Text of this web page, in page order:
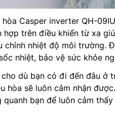
Casper inverter QH-
trên điều khiển từ xa
nhiệt độ môi trường.
nhiệt, bảo vệ sức khỏe
dù bạn có đi đến đâu ở
hòa sẽ luôn cảm nhận
bạn để luôn cảm